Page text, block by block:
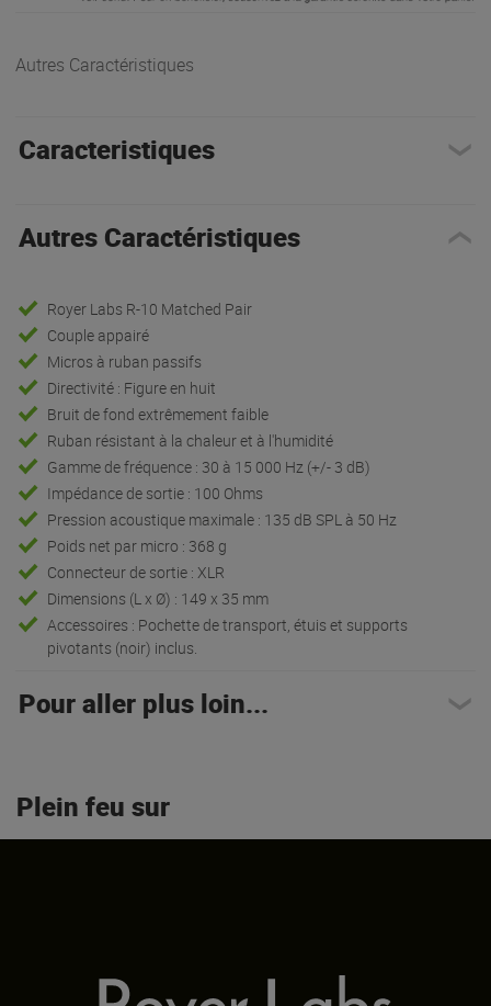
Autres Caractéristiques
Caracteristiques
Autres Caractéristiques
Royer Labs R-10 Matched Pair
Couple appairé
Micros à ruban passifs
Directivité : Figure en huit
Bruit de fond extrêmement faible
Ruban résistant à la chaleur et à l'humidité
Gamme de fréquence : 30 à 15 000 Hz (+/- 3 dB)
Impédance de sortie : 100 Ohms
Pression acoustique maximale : 135 dB SPL à 50 Hz
Poids net par micro : 368 g
Connecteur de sortie : XLR
Dimensions (L x Ø) : 149 x 35 mm
Accessoires : Pochette de transport, étuis et supports
pivotants (noir) inclus.
Pour aller plus loin...
Plein feu sur